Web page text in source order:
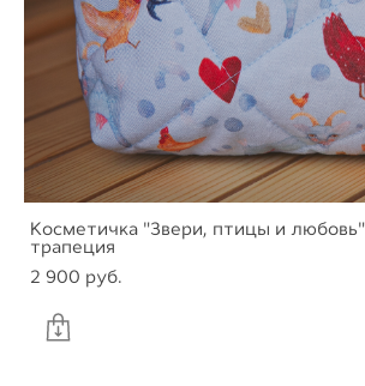
Косметичка "Звери, птицы и
трапеция
2 900 pуб.